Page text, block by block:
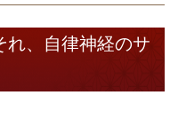
、自律神経のサ